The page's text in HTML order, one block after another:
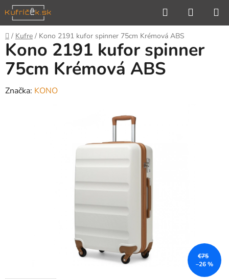
Prejsť
na
obsah
Hľadať
KOŠÍK
Domov
/ Kufre / Kono 2191 kufor spinner 75cm Krémová ABS
Kono 2191 kufor spinner
75cm Krémová ABS
Značka: KONO
€75
–26 %